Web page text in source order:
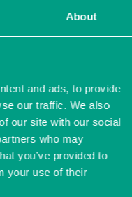
About
and ads, to provide
our traffic. We also
our site with our social
who may
you’ve provided to
your use of their